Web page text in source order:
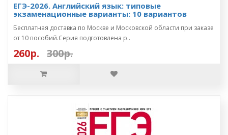
ЕГЭ-2026. Английский язык: типовые
экзаменационные варианты: 10 вариантов
Бесплатная доставка по Москве и Московской области при заказе
от 10 пособий.Серия подготовлена р..
260р. 300р.